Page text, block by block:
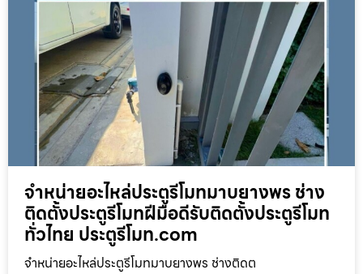
จำหน่ายอะไหล่ประตูรีโมทมาบยางพร ช่าง
ติดตั้งประตูรีโมทฝีมือดีรับติดตั้งประตูรีโมท
ทั่วไทย ประตูรีโมท.com
จำหน่ายอะไหล่ประตูรีโมทมาบยางพร ช่างติดต